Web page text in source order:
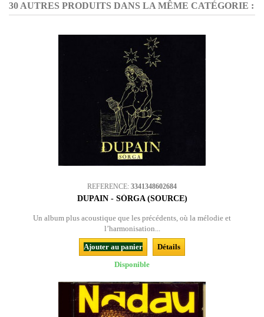
30 AUTRES PRODUITS DANS LA MÊME CATÉGORIE :
REFERENCE: 3341348602684
DUPAIN - SÒRGA (SOURCE)
Un album plus acoustique que les précédents, où la mélodie et
l’harmonisation...
Ajouter au panier
Détails
Disponible